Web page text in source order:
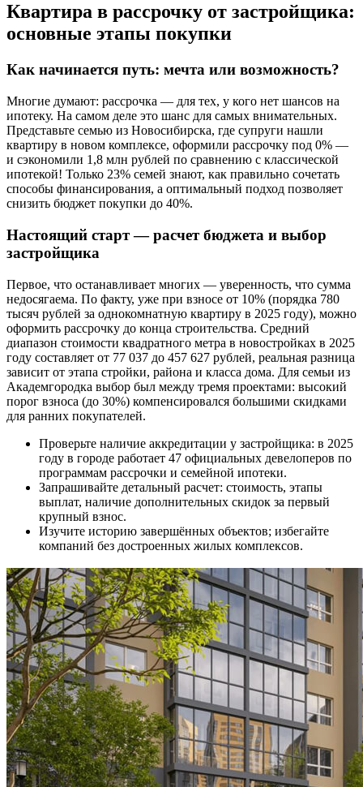
Квартира в рассрочку от застройщика:
основные этапы покупки
Как начинается путь: мечта или возможность?
Многие думают: рассрочка — для тех, у кого нет шансов на
ипотеку. На самом деле это шанс для самых внимательных.
Представьте семью из Новосибирска, где супруги нашли
квартиру в новом комплексе, оформили рассрочку под 0% —
и сэкономили 1,8 млн рублей по сравнению с классической
ипотекой! Только 23% семей знают, как правильно сочетать
способы финансирования, а оптимальный подход позволяет
снизить бюджет покупки до 40%.
Настоящий старт — расчет бюджета и выбор
застройщика
Первое, что останавливает многих — уверенность, что сумма
недосягаема. По факту, уже при взносе от 10% (порядка 780
тысяч рублей за однокомнатную квартиру в 2025 году), можно
оформить рассрочку до конца строительства. Средний
диапазон стоимости квадратного метра в новостройках в 2025
году составляет от 77 037 до 457 627 рублей, реальная разница
зависит от этапа стройки, района и класса дома. Для семьи из
Академгородка выбор был между тремя проектами: высокий
порог взноса (до 30%) компенсировался большими скидками
для ранних покупателей.
Проверьте наличие аккредитации у застройщика: в 2025
году в городе работает 47 официальных девелоперов по
программам рассрочки и семейной ипотеки.
Запрашивайте детальный расчет: стоимость, этапы
выплат, наличие дополнительных скидок за первый
крупный взнос.
Изучите историю завершённых объектов; избегайте
компаний без достроенных жилых комплексов.